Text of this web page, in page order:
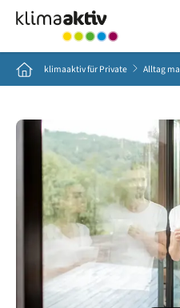
Home klimaaktiv für Private Alltag